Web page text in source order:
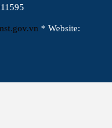
* Website: